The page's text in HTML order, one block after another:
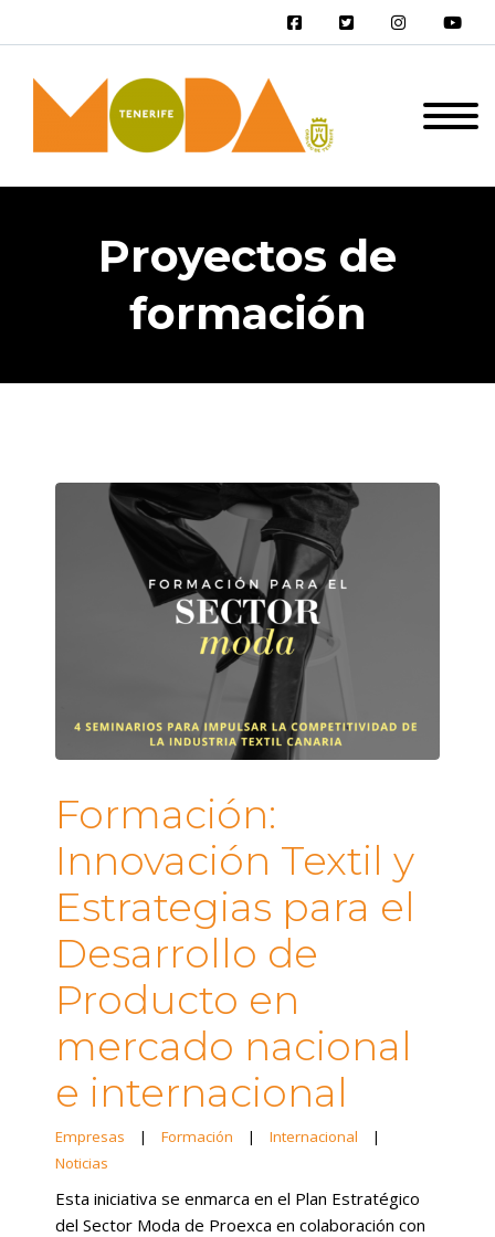
Proyectos de
formación
Formación:
Innovación Textil y
Estrategias para el
Desarrollo de
Producto en
mercado nacional
e internacional
Empresas | Formación | Internacional
|
Noticias
Esta iniciativa se enmarca en el Plan Estratégico
del Sector Moda de Proexca en colaboración con